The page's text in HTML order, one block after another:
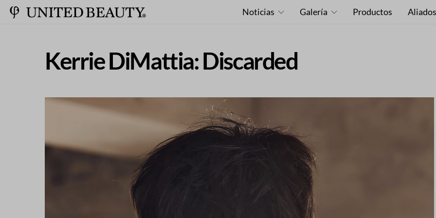
Noticias Galería Productos Aliados
Kerrie DiMattia: Discarded